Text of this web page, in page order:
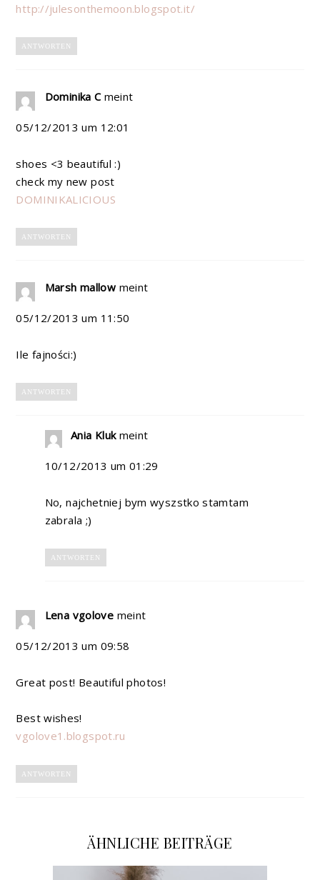
http://julesonthemoon.blogspot.it/
ANTWORTEN
Dominika C meint
05/12/2013 um 12:01
shoes <3 beautiful :)
check my new post
DOMINIKALICIOUS
ANTWORTEN
Marsh mallow meint
05/12/2013 um 11:50
Ile fajności:)
ANTWORTEN
Ania Kluk meint
10/12/2013 um 01:29
No, najchetniej bym wyszstko stamtam
zabrala ;)
ANTWORTEN
Lena vgolove meint
05/12/2013 um 09:58
Great post! Beautiful photos!
Best wishes!
vgolove1.blogspot.ru
ANTWORTEN
ÄHNLICHE BEITRÄGE